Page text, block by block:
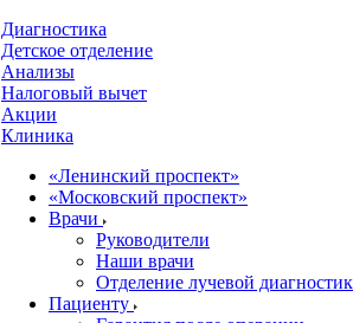
Диагностика
Детское отделение
Анализы
Налоговый вычет
Акции
Клиника
«Ленинский проспект»
«Московский проспект»
Врачи
Руководители
Наши врачи
Отделение лучевой
Пациенту